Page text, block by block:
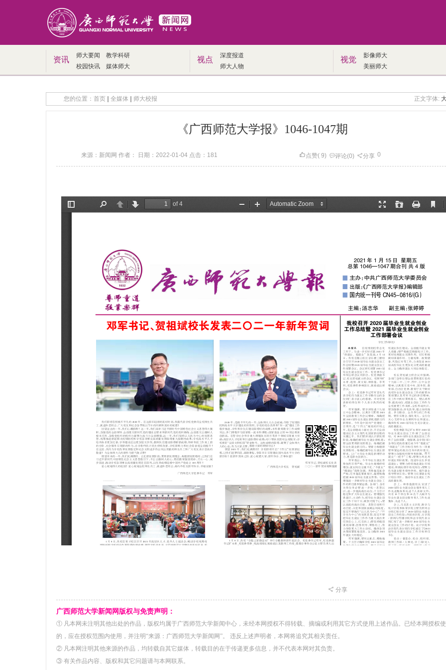
资讯 师大要闻
教学科研
校园快讯
媒体师大
视点
深度报道
师大人物
视觉
影像师大
美丽师大
您的位置： 首页 全媒体 师大校报 正文字体:
《广西师范大学报》1046-1047期
来源：新闻网 作者： 日期：2022-01-04 点击： 181 点赞( 9) 评论(0) 分享 0
分享
广西师范大学新闻网版权与免责声明：
① 凡本网未注明其他出处的作品，版权均属于广西师范大学新闻中心，未经本网授权不得转载、摘编或利用其它方式使用上述作品。已经本网授权
的，应在授权范围内使用，并注明“来源：广西师范大学新闻网”。 违反上述声明者，本网将追究其相关责任。
② 凡本网注明其他来源的作品，均转载自其它媒体，转载目的在于传递更多信息，并不代表本网对其负责。
③ 有关作品内容、版权和其它问题请与本网联系。